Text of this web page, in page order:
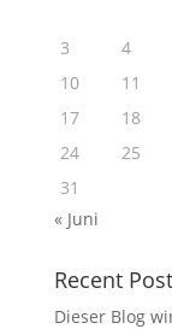
3
4
10
11
17
18
24
25
31
« Juni
Recent
Dieser Blog